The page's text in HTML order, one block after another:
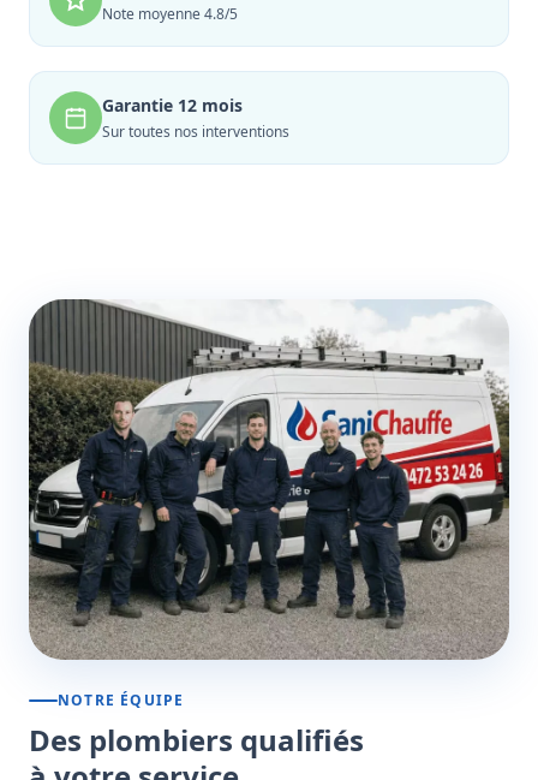
Note moyenne 4.8/5
Garantie 12 mois
Sur toutes nos interventions
NOTRE ÉQUIPE
Des plombiers qualifiés